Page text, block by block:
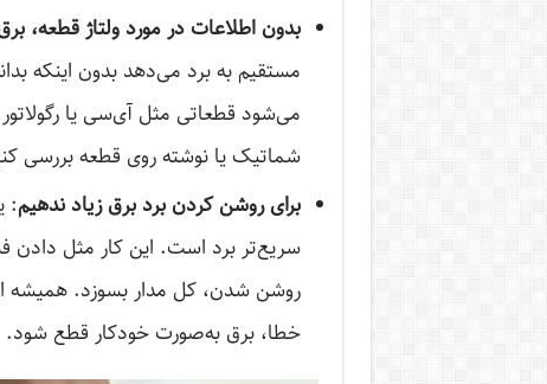
بدون اطلاعات در مورد ولتاژ قطعه،
مستقیم به برد می‌دهد بدون اینکه
می‌شود قطعاتی مثل آی‌سی یا
شماتیک یا نوشته روی قطعه بررسی
برای روشن کردن برد برق زیاد ندهیم:
سریع‌تر برد است. این کار مثل
روشن شدن، کل مدار بسوزد. همیشه
خطا، برق به‌صورت خودکار قطع شود.